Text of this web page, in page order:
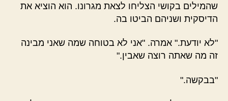
שהמילים בקושי הצליחו לצאת מגרונו. הוא הוציא את
הדיסקית ושניהם הביטו בה.
"לא יודעת." אמרה. "אני לא בטוחה שמה שאני מבינה
זה מה שאתה רוצה שאבין."
"בבקשה."